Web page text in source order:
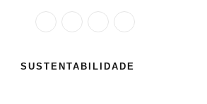
SUSTENTABILIDADE